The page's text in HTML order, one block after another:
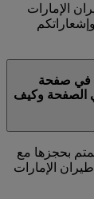
الإمارات
في صفحة
الصفحة وكيف
بحجزها مع
الإمارات